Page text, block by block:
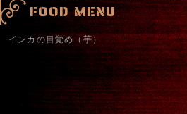
FOOD MENU
インカの目覚め（芋）